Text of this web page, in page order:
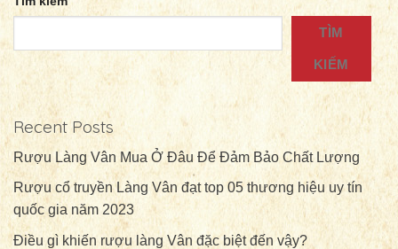
TÌM
KIẾM
Recent Posts
Rượu Làng Vân Mua Ở Đâu Để Đảm Bảo Chất Lượng
Rượu cổ truyền Làng Vân đạt top 05 thương hiệu uy tín
quốc gia năm 2023
Điều gì khiến rượu làng Vân đặc biệt đến vậy?